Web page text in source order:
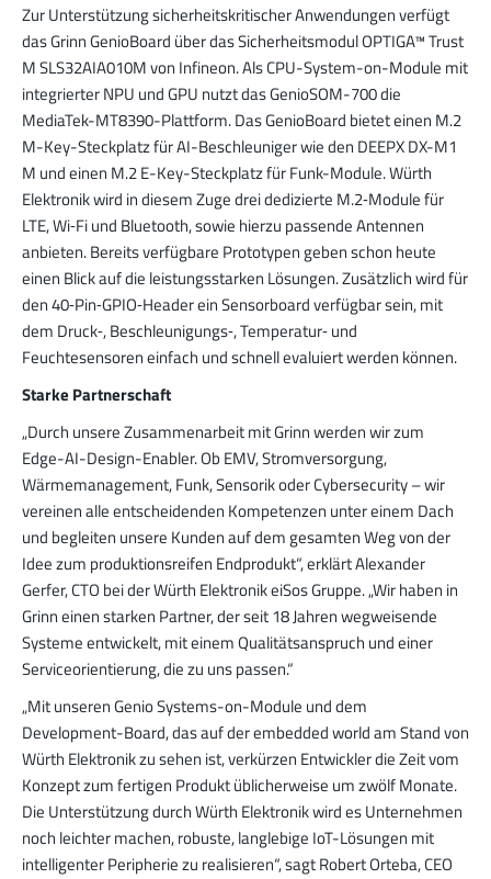
Zur Unterstützung sicherheitskritischer Anwendungen verfügt
das Grinn GenioBoard über das Sicherheitsmodul OPTIGA™ Trust
M SLS32AIA010M von Infineon. Als CPU-System-on-Module mit
integrierter NPU und GPU nutzt das GenioSOM-700 die
MediaTek-MT8390-Plattform. Das GenioBoard bietet einen M.2
M-Key-Steckplatz für AI-Beschleuniger wie den DEEPX DX-M1
M und einen M.2 E-Key-Steckplatz für Funk-Module. Würth
Elektronik wird in diesem Zuge drei dedizierte M.2‑Module für
LTE, Wi‑Fi und Bluetooth, sowie hierzu passende Antennen
anbieten. Bereits verfügbare Prototypen geben schon heute
einen Blick auf die leistungsstarken Lösungen. Zusätzlich wird für
den 40‑Pin‑GPIO‑Header ein Sensorboard verfügbar sein, mit
dem Druck‑, Beschleunigungs‑, Temperatur‑ und
Feuchtesensoren einfach und schnell evaluiert werden können.
Starke Partnerschaft
„Durch unsere Zusammenarbeit mit Grinn werden wir zum
Edge-AI-Design-Enabler. Ob EMV, Stromversorgung,
Wärmemanagement, Funk, Sensorik oder Cybersecurity – wir
vereinen alle entscheidenden Kompetenzen unter einem Dach
und begleiten unsere Kunden auf dem gesamten Weg von der
Idee zum produktionsreifen Endprodukt“, erklärt Alexander
Gerfer, CTO bei der Würth Elektronik eiSos Gruppe. „Wir haben in
Grinn einen starken Partner, der seit 18 Jahren wegweisende
Systeme entwickelt, mit einem Qualitätsanspruch und einer
Serviceorientierung, die zu uns passen.“
„Mit unseren Genio Systems-on-Module und dem
Development-Board, das auf der embedded world am Stand von
Würth Elektronik zu sehen ist, verkürzen Entwickler die Zeit vom
Konzept zum fertigen Produkt üblicherweise um zwölf Monate.
Die Unterstützung durch Würth Elektronik wird es Unternehmen
noch leichter machen, robuste, langlebige IoT-Lösungen mit
intelligenter Peripherie zu realisieren“, sagt Robert Orteba, CEO